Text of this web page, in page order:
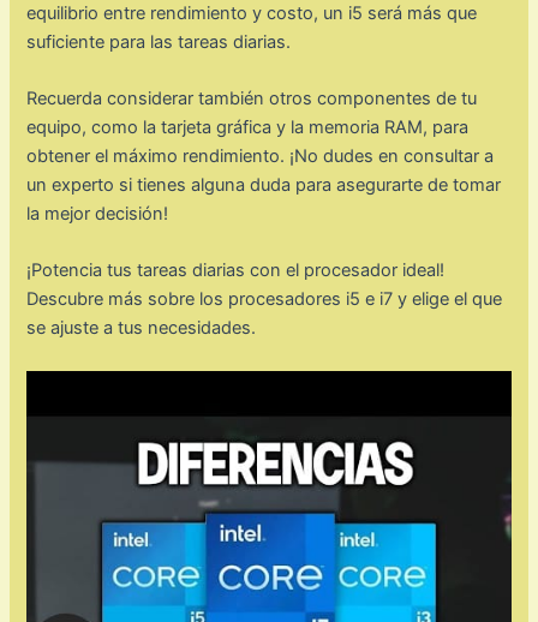
equilibrio entre rendimiento y costo, un i5 será más que
suficiente para las tareas diarias.
Recuerda considerar también otros componentes de tu
equipo, como la tarjeta gráfica y la memoria RAM, para
obtener el máximo rendimiento. ¡No dudes en consultar a
un experto si tienes alguna duda para asegurarte de tomar
la mejor decisión!
¡Potencia tus tareas diarias con el procesador ideal!
Descubre más sobre los procesadores i5 e i7 y elige el que
se ajuste a tus necesidades.